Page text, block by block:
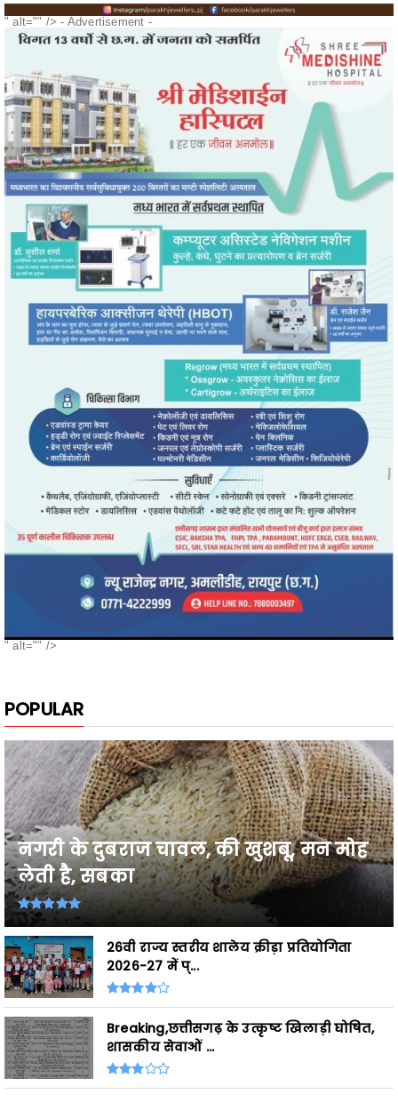
" alt="" />- Advertisement -
" alt="" />
POPULAR
नगरी के दुबराज चावल, की खुशबू, मन मोह
लेती है, सबका
26वी राज्य स्तरीय शालेय क्रीड़ा प्रतियोगिता
2026-27 में प्...
Breaking,छत्तीसगढ़ के उत्कृष्ट खिलाड़ी घोषित,
शासकीय सेवाओं ...